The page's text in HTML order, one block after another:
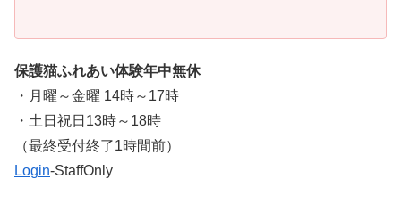
保護猫ふれあい体験年中無休
・月曜～金曜 14時～17時
・土日祝日13時～18時
​（最終受付終了1時間前）
Login-StaffOnly